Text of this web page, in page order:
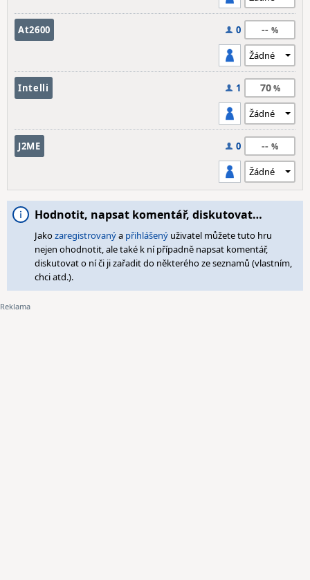
At2600 0 --
Intelli 1 70
J2ME 0 --
Hodnotit, napsat komentář, diskutovat…
Jakozaregistrovanýa přihlášený uživatel můžete tuto hru
nejen ohodnotit, ale také k ní případně napsat komentář,
diskutovat o ní či ji zařadit do některého ze seznamů (vlastním,
chci atd.).